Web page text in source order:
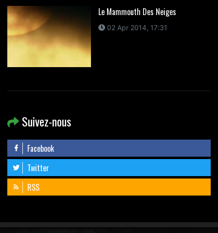
Le Mammouth Des Neiges
02 Apr 2014, 17:31
Suivez-nous
Facebook
Twitter
RSS